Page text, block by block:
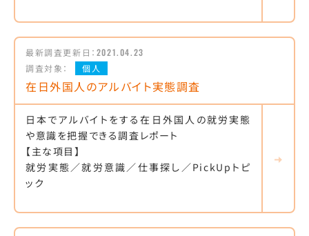
最新調査更新日： 2021.04.23
調査対象：
個人
在日外国人のアルバイト実態調査
日本でアルバイトをする在日外国人の就労実態
や意識を把握できる調査レポート
【主な項目】
就労実態／就労意識／仕事探し／PickUpトピ
ック